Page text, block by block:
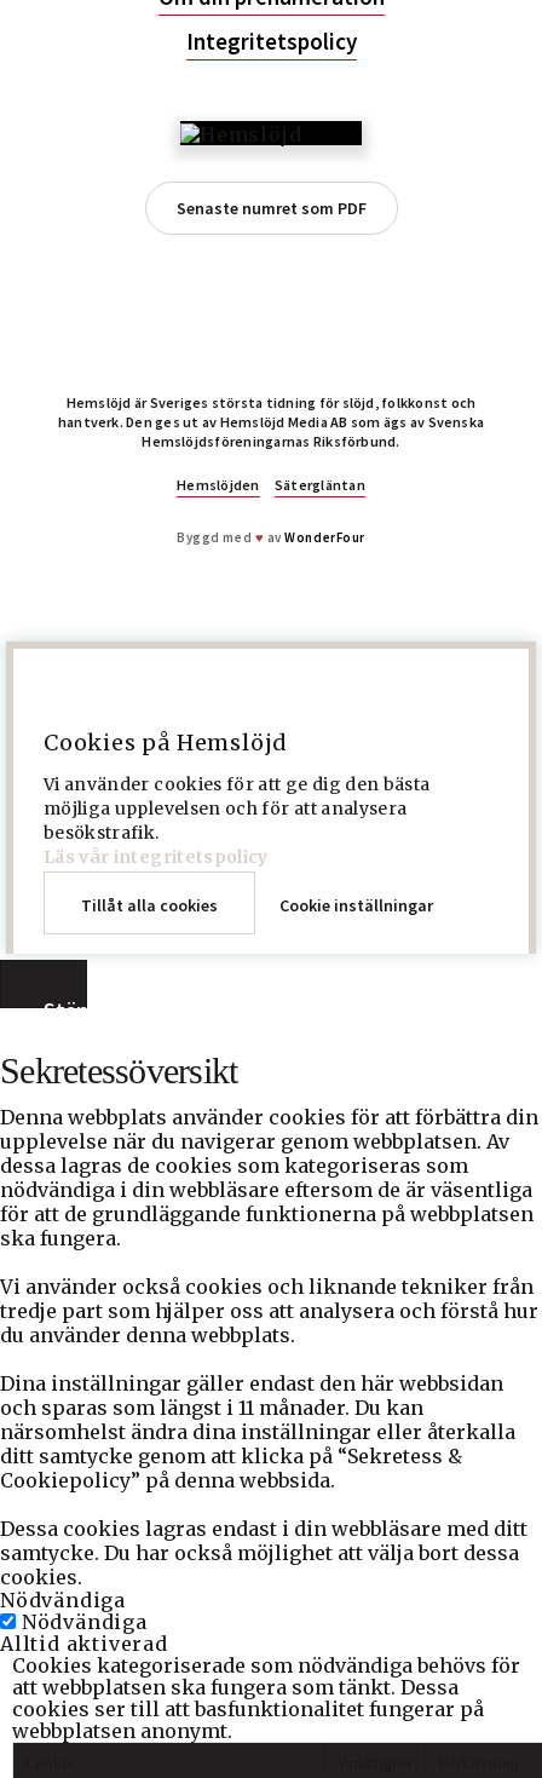
Integritetspolicy
Senaste numret som PDF
Hemslöjd är Sveriges största tidning för slöjd, folkkonst och
hantverk. Den ges ut av Hemslöjd Media AB som ägs av Svenska
Hemslöjdsföreningarnas Riksförbund.
Hemslöjden Sätergläntan
Byggd med ♥ avWonderFour
Cookies på Hemslöjd
Vi använder cookies för att ge dig den bästa
möjliga upplevelsen och för att analysera
besökstrafik.
Läs vår integritetspolicy
Tillåt alla cookies Cookie inställningar
Stäng
Sekretessöversikt
Denna webbplats använder cookies för att förbättra din
upplevelse när du navigerar genom webbplatsen. Av
dessa lagras de cookies som kategoriseras som
nödvändiga i din webbläsare eftersom de är väsentliga
för att de grundläggande funktionerna på webbplatsen
ska fungera.
Vi använder också cookies och liknande tekniker från
tredje part som hjälper oss att analysera och förstå hur
du använder denna webbplats.
Dina inställningar gäller endast den här webbsidan
och sparas som längst i 11 månader. Du kan
närsomhelst ändra dina inställningar eller återkalla
ditt samtycke genom att klicka på “Sekretess &
Cookiepolicy” på denna webbsida.
Dessa cookies lagras endast i din webbläsare med ditt
samtycke. Du har också möjlighet att välja bort dessa
cookies.
Nödvändiga
Nödvändiga
Alltid aktiverad
Cookies kategoriserade som nödvändiga behövs för
att webbplatsen ska fungera som tänkt. Dessa
cookies ser till att basfunktionalitet fungerar på
webbplatsen anonymt.